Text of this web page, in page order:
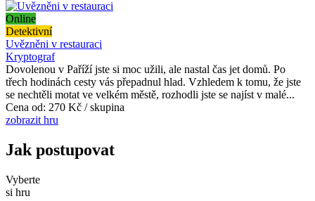
Online
Detektivní
Uvězněni v restauraci
Kryptograf
Dovolenou v Paříží jste si moc užili, ale nastal čas jet domů. Po
třech hodinách cesty vás přepadnul hlad. Vzhledem k tomu, že jste
se nechtěli motat ve velkém městě, rozhodli jste se najíst v malé...
Cena od: 270 Kč / skupina
zobrazit hru
Jak postupovat
Vyberte
si hru